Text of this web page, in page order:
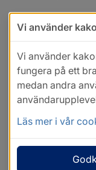
Vi använder
Vi använder
fungera på ett
medan andra
Läs mer i vår